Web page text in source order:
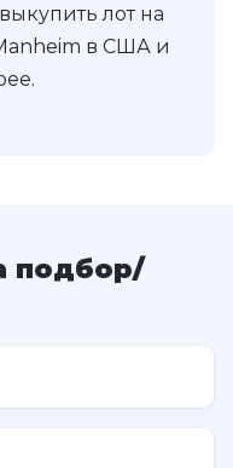
лот на
в США и
подбор/